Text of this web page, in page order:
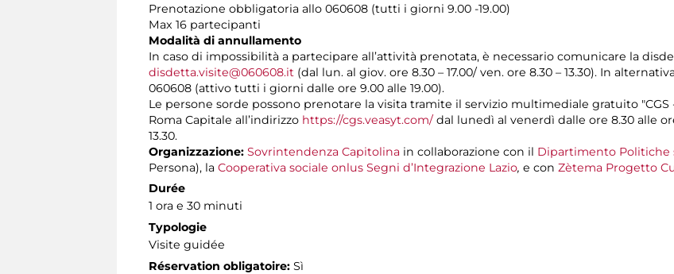
Prenotazione obbligatoria allo 060608 (tutti i giorni 9.00 -19.00)
Max 16 partecipanti
Modalità di annullamento
In caso di impossibilità a partecipare all’attività prenotata, è necessario comunicare la
disdetta.visite@060608.it (dal lun. al giov. ore 8.30 – 17.00/ ven. ore 8.30 – 13.30). In
060608 (attivo tutti i giorni dalle ore 9.00 alle 19.00).
Le persone sorde possono prenotare la visita tramite il servizio multimediale gratuito
Roma Capitale all’indirizzo https://cgs.veasyt.com/dal lunedì al venerdì dalle ore 8.30 alle
13.30.
Organizzazione: Sovrintendenza Capitolina in collaborazione con il Dipartimento Politiche
Persona), la Cooperativa sociale onlus Segni d’Integrazione Lazio, e con Zètema Progetto
Durée
1 ora e 30 minuti
Typologie
Visite guidée
Réservation obligatoire: Sì